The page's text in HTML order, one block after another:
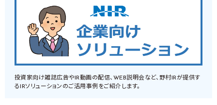
投資家向け雑誌広告やIR動画の配信、WEB説明会など、野村IRが提供す
るIRソリューションのご活用事例をご紹介します。